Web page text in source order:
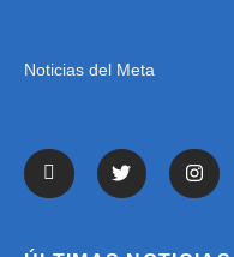
Noticias del Meta